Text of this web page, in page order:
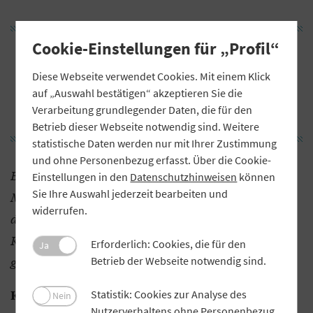
„TikTok ist ein wichtiger Kanal für
Unternehmen, um gerade die junge
Zielgruppe zu erreichen.“
Besonders die Generationen Y und Z sind auf Social
Media aktiv – das ist auch eine wichtige Zielgruppe
der Volks- und Raiffeisenbanken. Wie können
Kreditinstitute zielgruppengerechte Inhalte
generieren?
Kroll:Ich empfehle, sich mit der Zielgruppe zu
Cookie-Einstellungen für „Profil“
Diese Webseite verwendet Cookies. Mit einem Klick
auf „Auswahl bestätigen“ akzeptieren Sie die
Verarbeitung grundlegender Daten, die für den
Betrieb dieser Webseite notwendig sind. Weitere
statistische Daten werden nur mit Ihrer Zustimmung
und ohne Personenbezug erfasst. Über die Cookie-
Einstellungen in den Datenschutzhinweisen können
Sie Ihre Auswahl jederzeit bearbeiten und
widerrufen.
Ja
Erforderlich: Cookies, die für den
Betrieb der Webseite notwendig sind.
Nein
Statistik: Cookies zur Analyse des